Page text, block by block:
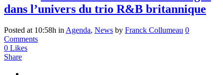
dans l’univers du trio R&B britannique
Posted at 10:58h in Agenda, News by Franck Collumeau 0
Comments
0 Likes
Share